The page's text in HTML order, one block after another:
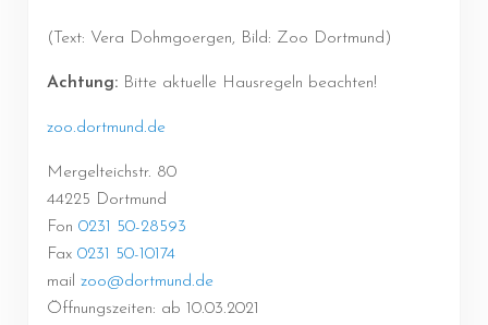
(Text: Vera Dohmgoergen, Bild: Zoo Dortmund)
Achtung:Bitte aktuelle Hausregeln beachten!
zoo.dortmund.de
Mergelteichstr. 80
44225 Dortmund
Fon 0231 50-28593
Fax 0231 50-10174
mail zoo@dortmund.de
Öffnungszeiten: ab 10.03.2021